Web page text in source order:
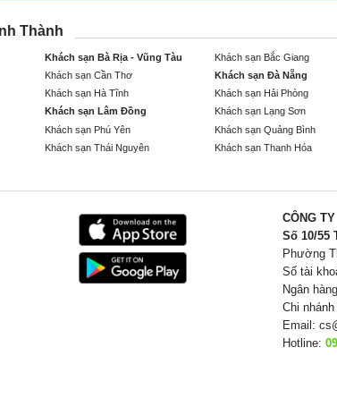
Thành
Khách sạn Bà Rịa - Vũng Tàu Khách sạn Bắc Giang
Khách sạn Cần Thơ Khách sạn Đà Nẵng
Khách sạn Hà Tĩnh Khách sạn Hải Phòng
Khách sạn Lâm Đồng Khách sạn Lạng Sơn
Khách sạn Phú Yên Khách sạn Quảng Bình
Khách sạn Thái Nguyên Khách sạn Thanh Hóa
CÔNG
Số 10/55
Phường
Số tài
Ngân
Chi
Email:
Hotline: